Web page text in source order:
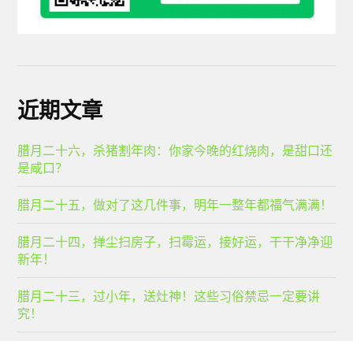
近期文章
腊月二十六，杀猪割年肉：你家今晚的红烧肉，是甜口还
是咸口？
腊月二十五，做对了这几件事，明年一整年都福气满满！
腊月二十四，掸尘扫房子，扫霉运，接好运，干干净净迎
新年！
腊月二十三，过小年，送灶神！这些习俗禁忌一定要讲
究！